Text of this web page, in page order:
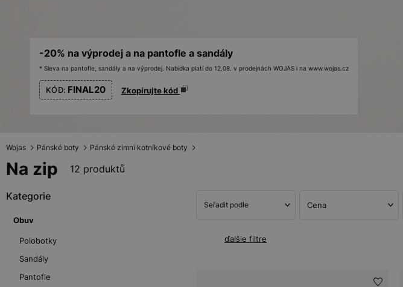
-20% na výprodej a na pantofle a sandály
* Sleva na pantofle, sandály a na výprodej. Nabídka platí do 12.08. v prodejnách WOJAS i na www.wojas.cz
KÓD: FINAL20 Zkopírujte kód
Wojas Pánské boty Pánské zimni kotníkové boty
Na zip 12 produktů
Kategorie
Obuv
Polobotky
Sandály
Pantofle
Seřadit podle Cena
ďalšie filtre